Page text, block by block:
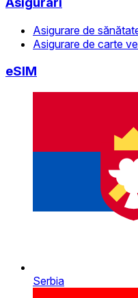
Asigurare de
Asigurare de carte
eSIM
Serbia